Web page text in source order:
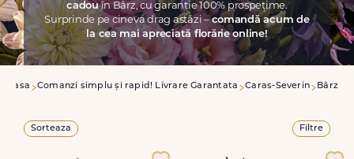
cadouîn Bârz, cu garanție 100% prospețime.
Surprinde pe cineva drag astăzi –comandă acum de
la cea mai apreciată florărie online!
Acasa Comanzi simplu și rapid! Livrare Garantata Caras-Severin Bârz
Sorteaza Filtre